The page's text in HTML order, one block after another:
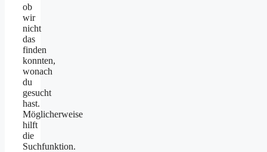
ob
wir
nicht
das
finden
konnten,
wonach
du
gesucht
hast.
Möglicherweise
hilft
die
Suchfunktion.